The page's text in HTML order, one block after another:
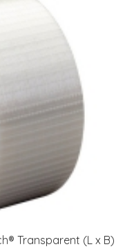
Transparent (L x B)